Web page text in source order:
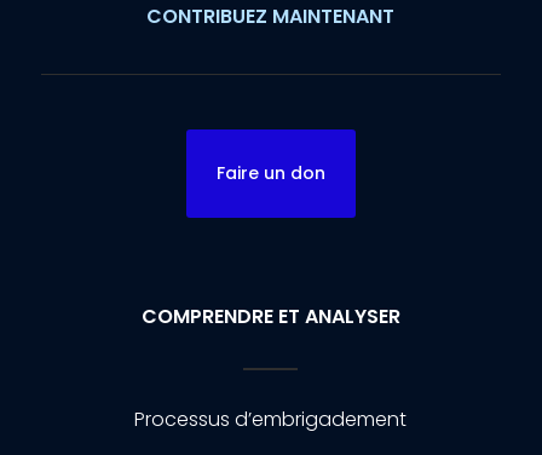
CONTRIBUEZ MAINTENANT
Faire un don
COMPRENDRE ET ANALYSER
Processus d’embrigadement